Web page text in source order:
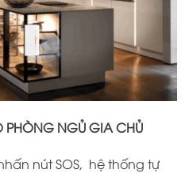
PHÒNG NGỦ GIA CHỦ
nút SOS, hệ thống tự